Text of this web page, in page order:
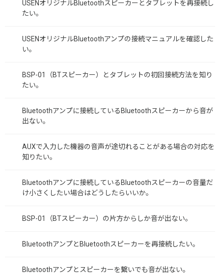
USENオリジナルBluetoothスピーカーとタブレットを再接続し
たい。
USENオリジナルBluetoothアンプの接続マニュアルを確認した
い。
BSP-01（BTスピーカー）とタブレットの初回接続方法を知り
たい。
Bluetoothアンプに接続しているBluetoothスピーカーから音が
出ない。
AUXで入力した機器の音声が途切れることがある場合の対応を
知りたい。
Bluetoothアンプに接続しているBluetoothスピーカーの音量だ
け小さくしたい場合はどうしたらいいか。
BSP-01（BTスピーカー）の片方からしか音が出ない。
BluetoothアンプとBluetoothスピーカーを再接続したい。
Bluetoothアンプとスピーカーを繋いでも音が出ない。